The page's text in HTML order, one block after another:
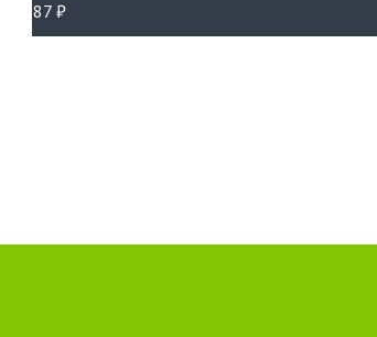
87 ₽